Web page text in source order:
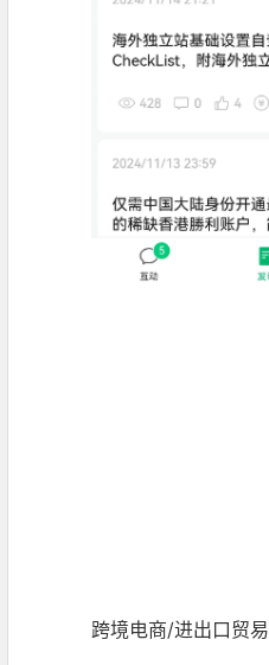
跨境电商/进出口贸易